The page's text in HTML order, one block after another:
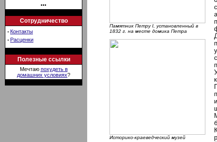
•••
Сотрудничество
· Контакты
· Расценки
Полезные ссылки
Мечтаю похудеть в
домашних условиях?
Памятник Петру I, установленный в
1832 г. на месте домика Петра
Историко-краеведческий музей